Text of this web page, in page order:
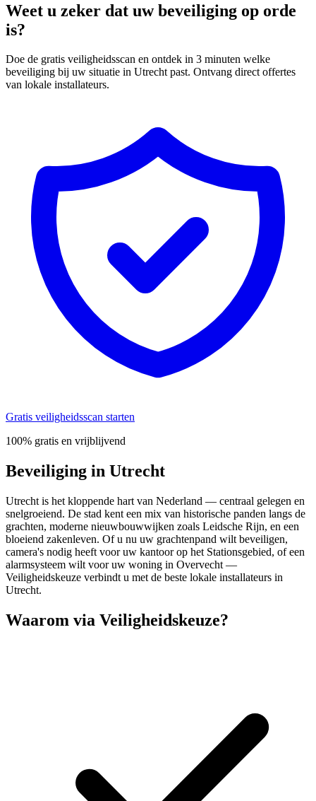
Weet u zeker dat uw beveiliging op orde
is?
Doe de gratis veiligheidsscan en ontdek in 3 minuten welke
beveiliging bij uw situatie in Utrecht past. Ontvang direct offertes
van lokale installateurs.
Gratis veiligheidsscan starten
100% gratis en vrijblijvend
Beveiliging in Utrecht
Utrecht is het kloppende hart van Nederland — centraal gelegen en
snelgroeiend. De stad kent een mix van historische panden langs de
grachten, moderne nieuwbouwwijken zoals Leidsche Rijn, en een
bloeiend zakenleven. Of u nu uw grachtenpand wilt beveiligen,
camera's nodig heeft voor uw kantoor op het Stationsgebied, of een
alarmsysteem wilt voor uw woning in Overvecht —
Veiligheidskeuze verbindt u met de beste lokale installateurs in
Utrecht.
Waarom via Veiligheidskeuze?